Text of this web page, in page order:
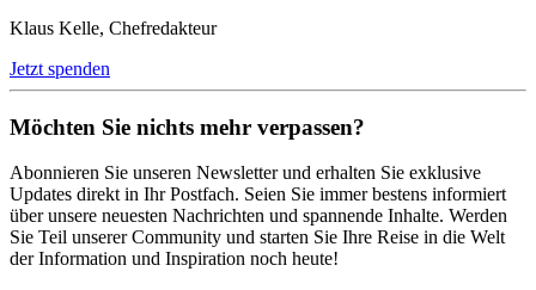
Klaus Kelle, Chefredakteur
Jetzt spenden
Möchten Sie nichts mehr verpassen?
Abonnieren Sie unseren Newsletter und erhalten Sie exklusive
Updates direkt in Ihr Postfach. Seien Sie immer bestens informiert
über unsere neuesten Nachrichten und spannende Inhalte. Werden
Sie Teil unserer Community und starten Sie Ihre Reise in die Welt
der Information und Inspiration noch heute!